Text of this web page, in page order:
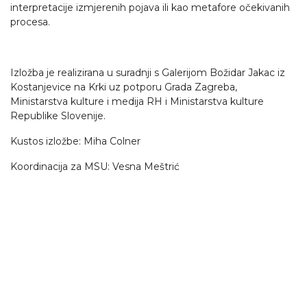
interpretacije izmjerenih pojava ili kao metafore očekivanih
procesa.
Izložba je realizirana u suradnji s Galerijom Božidar Jakac iz
Kostanjevice na Krki uz potporu Grada Zagreba,
Ministarstva kulture i medija RH i Ministarstva kulture
Republike Slovenije.
Kustos izložbe: Miha Colner
Koordinacija za MSU: Vesna Meštrić